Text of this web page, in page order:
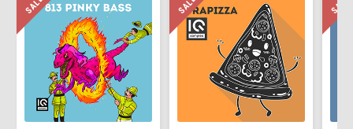
いただく必要がございます。
製品の購入手続き完了後、受注確認メールとシリアルナンバーをお
知らせするメールの2通が送信されます。メールに記載されており
ます説明に沿って、製品のダウンロード／導入を行って下さい。
サンプルパック製品には、原則として日本語版操作マニュアルをご
用意しておりません。ご購入後のご不明点や詳細に関するお問い合
わせなどは
テクニカルサポート
までご連絡ください。